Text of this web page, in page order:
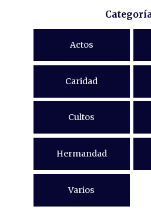
Actos
Caridad
Cultos
Hermandad
Varios